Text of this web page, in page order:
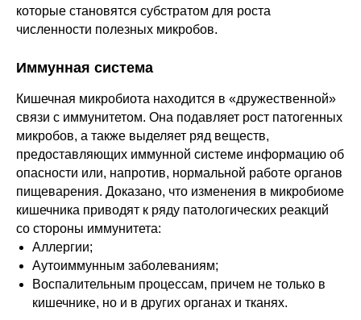
которые становятся субстратом для роста
численности полезных микробов.
Иммунная система
Кишечная микробиота находится в «дружественной»
связи с иммунитетом. Она подавляет рост патогенных
микробов, а также выделяет ряд веществ,
предоставляющих иммунной системе информацию об
опасности или, напротив, нормальной работе органов
пищеварения. Доказано, что изменения в микробиоме
кишечника приводят к ряду патологических реакций
со стороны иммунитета:
Аллергии;
Аутоиммунным заболеваниям;
Воспалительным процессам, причем не только в
кишечнике, но и в других органах и тканях.